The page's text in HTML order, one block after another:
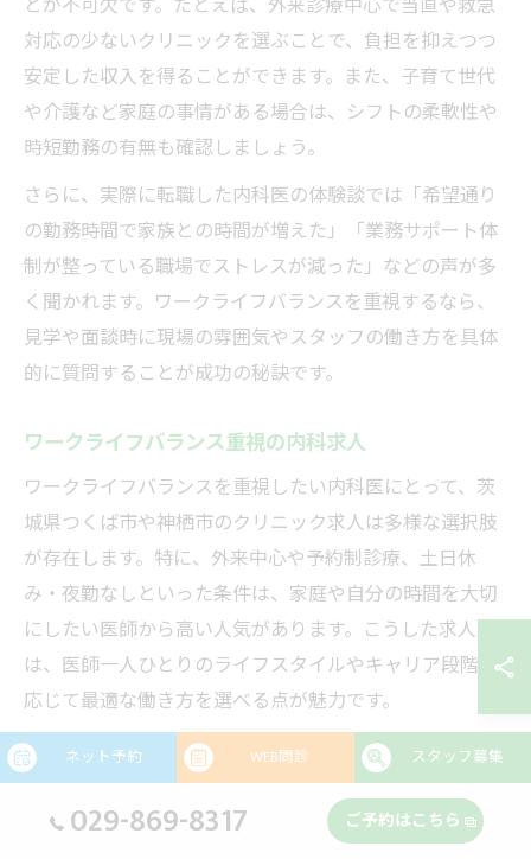
とが不可欠です。たとえば、外来診療中心で当直や救急
対応の少ないクリニックを選ぶことで、負担を抑えつつ
安定した収入を得ることができます。また、子育て世代
や介護など家庭の事情がある場合は、シフトの柔軟性や
時短勤務の有無も確認しましょう。
さらに、実際に転職した内科医の体験談では「希望通り
の勤務時間で家族との時間が増えた」「業務サポート体
制が整っている職場でストレスが減った」などの声が多
く聞かれます。ワークライフバランスを重視するなら、
見学や面談時に現場の雰囲気やスタッフの働き方を具体
的に質問することが成功の秘訣です。
ワークライフバランス重視の内科求人
ワークライフバランスを重視したい内科医にとって、茨
城県つくば市や神栖市のクリニック求人は多様な選択肢
が存在します。特に、外来中心や予約制診療、土日休
み・夜勤なしといった条件は、家庭や自分の時間を大切
にしたい医師から高い人気があります。こうした求人
は、医師一人ひとりのライフスタイルやキャリア段階に
応じて最適な働き方を選べる点が魅力です。
ただし、ワークライフバランス重視の求人は応募が集中
しやすく、早期に募集が締め切られることも少なくあり
ません。転職エージェントや医療系求人サイトを活用
ネット予約 WEB問診 スタッフ募集
029-869-8317 ご予約はこちら